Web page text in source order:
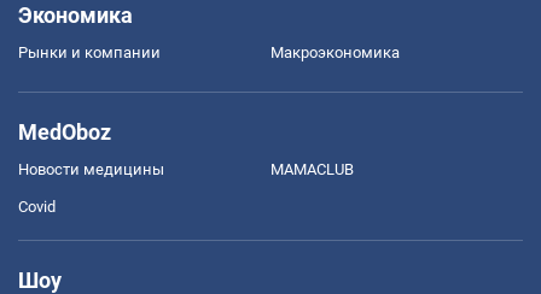
Экономика
Рынки и компании Mакроэкономика
MedOboz
Новости медицины MAMACLUB
Covid
Шоу